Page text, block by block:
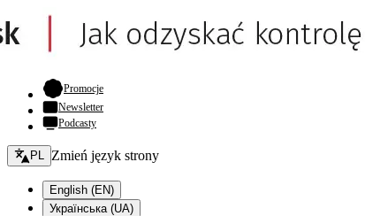
Promocje- otwiera się w nowej karcie
Newsletter
Podcasty
Zmień język - bieżący:
PL Zmień język strony
English (EN)
Українська (UA)